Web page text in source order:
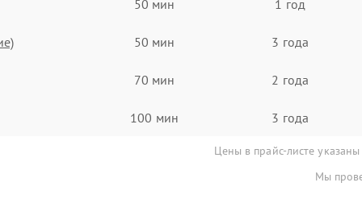
50 мин 1 год
50 мин 3 года
70 мин 2 года
100 мин 3 года
Цены в прайс-листе
Мы